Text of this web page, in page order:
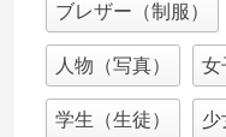
ブレザー（制服）
人物（写真） 女
学生（生徒） 少